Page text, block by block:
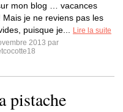
mon blog … vacances
Mais je ne reviens pas les
puisque je...
Lire la suite
2013 par
pistache